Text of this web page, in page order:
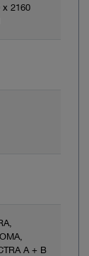
x 2160
A + B